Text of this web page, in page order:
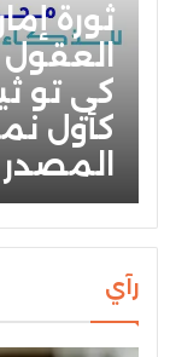
ثورة
العقول
كي تو
كأول
رآي